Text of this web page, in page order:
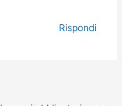
Rispondi